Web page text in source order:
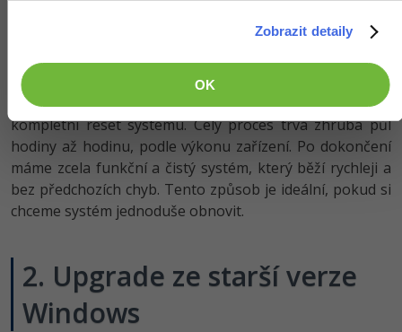
Zobrazit detaily
OK
a počítač se nemusí příště
spustit. Toto platí i pro další způsoby instalace.
Po potvrzení se počítač několikrát restartuje a provede
kompletní reset systému. Celý proces trvá zhruba půl
hodiny až hodinu, podle výkonu zařízení. Po dokončení
máme zcela funkční a čistý systém, který běží rychleji a
bez předchozích chyb. Tento způsob je ideální, pokud si
chceme systém jednoduše obnovit.
2. Upgrade ze starší verze
Windows